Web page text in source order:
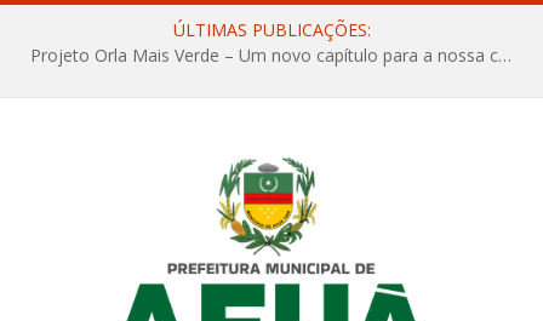
ÚLTIMAS PUBLICAÇÕES:
Projeto Orla Mais Verde – Um novo capítulo para a nossa cidade